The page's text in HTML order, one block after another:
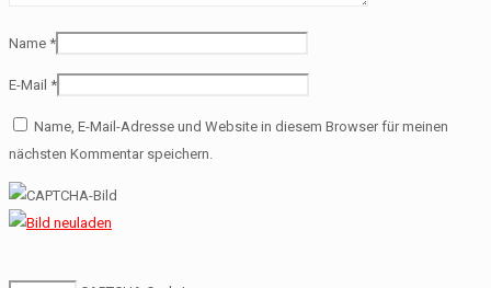
Name *
E-Mail *
Name, E-Mail-Adresse und Website in diesem Browser für meinen
nächsten Kommentar speichern.